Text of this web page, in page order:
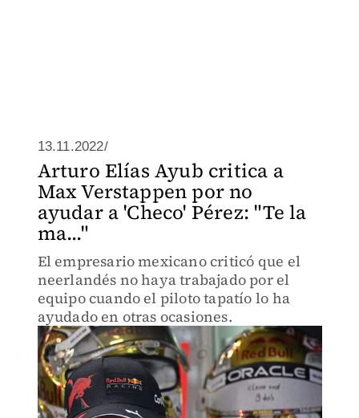
13.11.2022/
Arturo Elías Ayub critica a
Max Verstappen por no
ayudar a 'Checo' Pérez: "Te la
ma..."
El empresario mexicano criticó que el
neerlandés no haya trabajado por el
equipo cuando el piloto tapatío lo ha
ayudado en otras ocasiones.